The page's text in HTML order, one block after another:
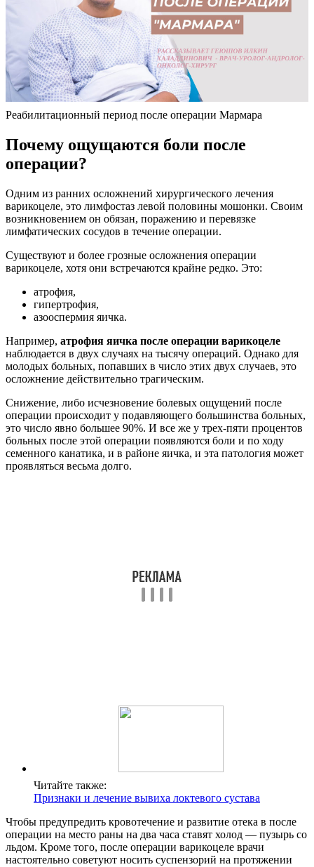
Реабилитационный период после операции Мармара
Почему ощущаются боли после
операции?
Одним из ранних осложнений хирургического лечения
варикоцеле, это лимфостаз левой половины мошонки. Своим
возникновением он обязан, поражению и перевязке
лимфатических сосудов в течение операции.
Существуют и более грозные осложнения операции
варикоцеле, хотя они встречаются крайне редко. Это:
атрофия,
гипертрофия,
азооспермия яичка.
Например, атрофия яичка после операции варикоцеле
наблюдается в двух случаях на тысячу операций. Однако для
молодых больных, попавших в число этих двух случаев, это
осложнение действительно трагическим.
Снижение, либо исчезновение болевых ощущений после
операции происходит у подавляющего большинства больных,
это число явно большее 90%. И все же у трех-пяти процентов
больных после этой операции появляются боли и по ходу
семенного канатика, и в районе яичка, и эта патология может
проявляться весьма долго.
Читайте также:
Признаки и лечение вывиха локтевого сустава
Чтобы предупредить кровотечение и развитие отека в после
операции на место раны на два часа ставят холод — пузырь со
льдом. Кроме того, после операции варикоцеле врачи
настоятельно советуют носить суспензорий на протяжении